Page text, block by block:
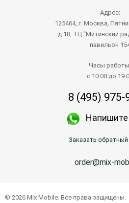
Адрес:
125464, г. Москва,
д.18, ТЦ "Митинский
павильон
Часы
с 10.00 до
8 (495) 975-
Заказать
order@mix-
© 2026 Mix Mobile. Все права защищены.